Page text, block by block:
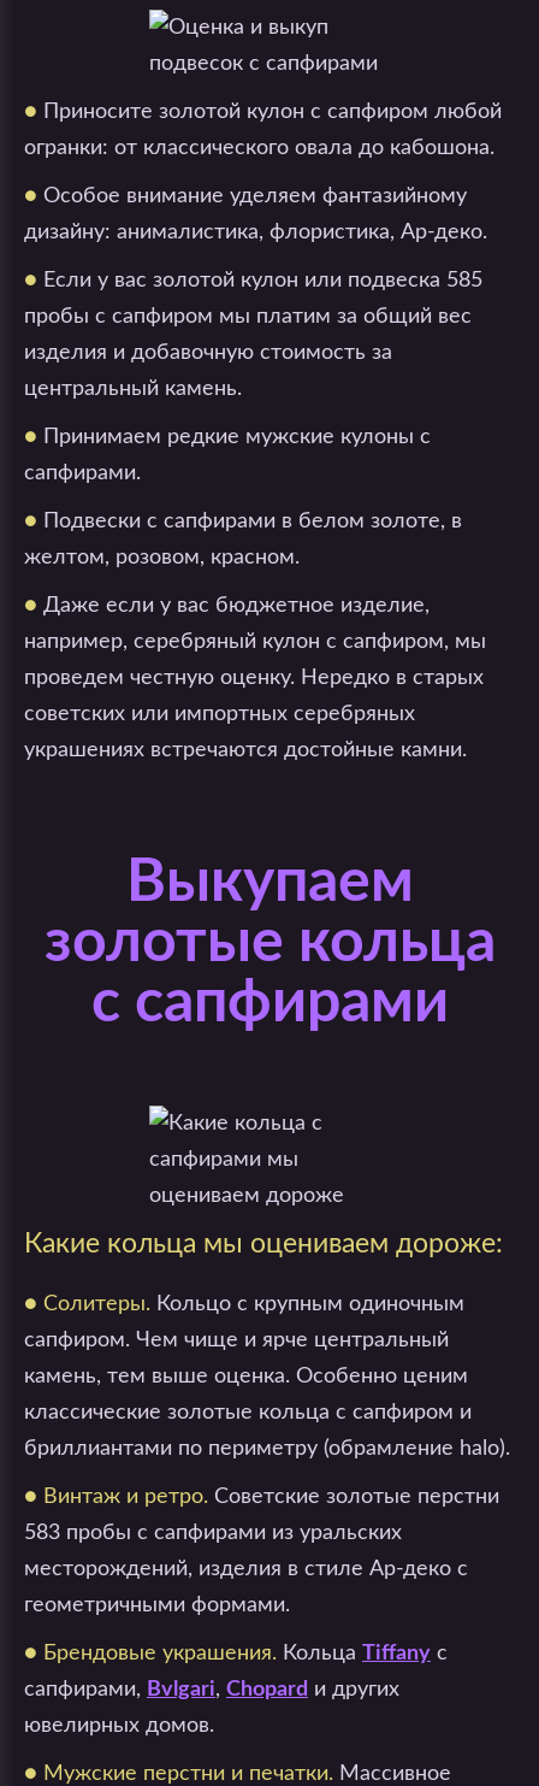
● Приносите золотой кулон с сапфиром любой
огранки: от классического овала до кабошона.
● Особое внимание уделяем фантазийному
дизайну: анималистика, флористика, Ар-деко.
● Если у вас золотой кулон или подвеска 585
пробы с сапфиром мы платим за общий вес
изделия и добавочную стоимость за
центральный камень.
● Принимаем редкие мужские кулоны с
сапфирами.
● Подвески с сапфирами в белом золоте, в
желтом, розовом, красном.
● Даже если у вас бюджетное изделие,
например, серебряный кулон с сапфиром, мы
проведем честную оценку. Нередко в старых
советских или импортных серебряных
украшениях встречаются достойные камни.
Выкупаем
золотые кольца
с сапфирами
Какие кольца мы оцениваем дороже:
● Солитеры. Кольцо с крупным одиночным
сапфиром. Чем чище и ярче центральный
камень, тем выше оценка. Особенно ценим
классические золотые кольца с сапфиром и
бриллиантами по периметру (обрамление halo).
● Винтаж и ретро. Советские золотые перстни
583 пробы с сапфирами из уральских
месторождений, изделия в стиле Ар-деко с
геометричными формами.
● Брендовые украшения. Кольца Tiffany с
сапфирами, Bvlgari, Chopard и других
ювелирных домов.
● Мужские перстни и печатки. Массивное